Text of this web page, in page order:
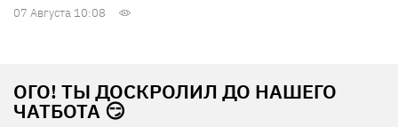
07 Августа 10:08
ОГО! ТЫ ДОСКРОЛИЛ ДО НАШЕГО
ЧАТБОТА 😏